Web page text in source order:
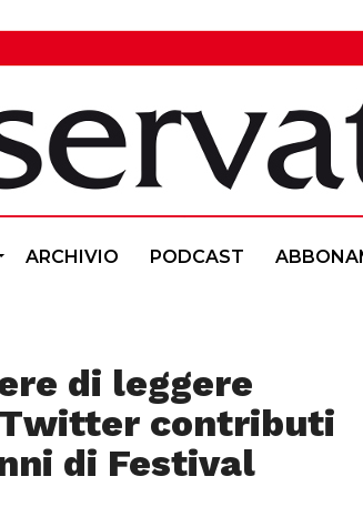
ARCHIVIO PODCAST
di leggere
Twitter contributi
di Festival